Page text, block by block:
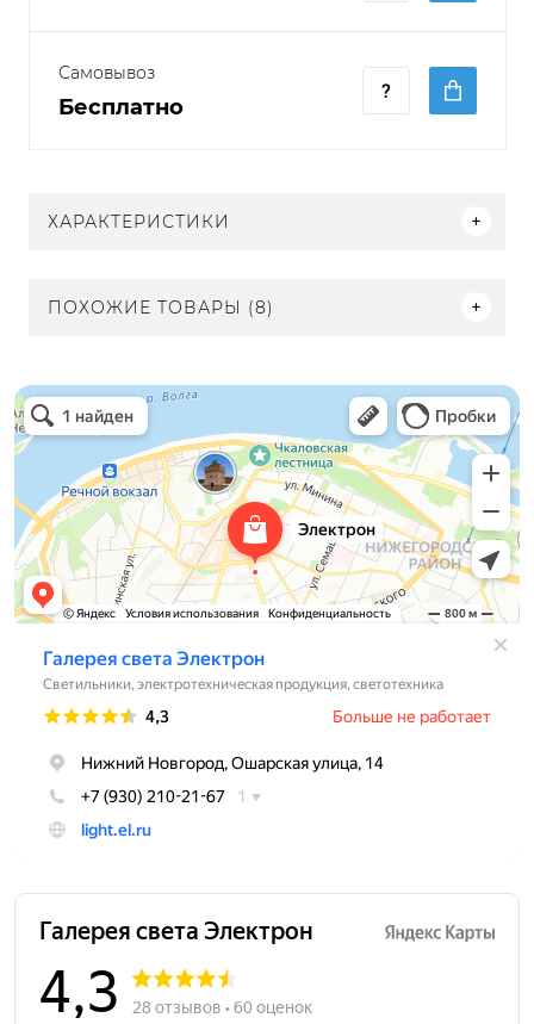
Самовывоз
Бесплатно
ХАРАКТЕРИСТИКИ
ПОХОЖИЕ ТОВАРЫ (8)
Электрон
Светильники в Нижнем Новгороде
Электротехническая продукция в Нижнем Новгороде